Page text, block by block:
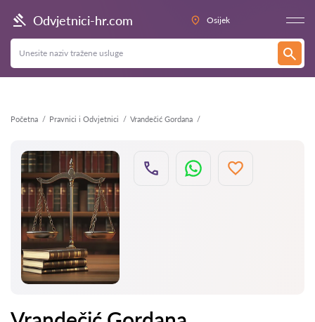
Odvjetnici-hr.com Osijek
Početna Pravnici i Odvjetnici Vrandečić Gordana
Natrag